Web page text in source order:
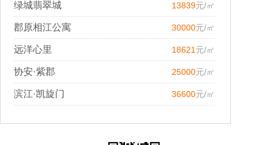
绿城翡翠城 13839元/㎡
郡原相江公寓 30000元/㎡
远洋心里 18621 元/㎡
协安·紫郡 25000元/㎡
滨江·凯旋门 36600元/㎡